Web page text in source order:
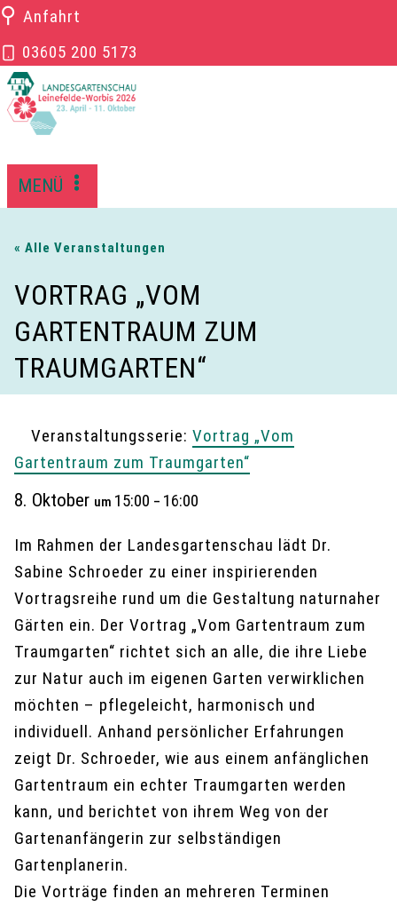
Zum
springen
⚲ Anfahrt
03605 200 5173
MENÜ
« Alle Veranstaltungen
VORTRAG „VOM
GARTENTRAUM ZUM
TRAUMGARTEN“
Veranstaltungsserie: Vortrag „Vom
Gartentraum zum Traumgarten“
8. Oktober um 15:00 – 16:00
Im Rahmen der Landesgartenschau lädt Dr.
Sabine Schroeder zu einer inspirierenden
Vortragsreihe rund um die Gestaltung naturnaher
Gärten ein. Der Vortrag „Vom Gartentraum zum
Traumgarten“ richtet sich an alle, die ihre Liebe
zur Natur auch im eigenen Garten verwirklichen
möchten – pflegeleicht, harmonisch und
individuell. Anhand persönlicher Erfahrungen
zeigt Dr. Schroeder, wie aus einem anfänglichen
Gartentraum ein echter Traumgarten werden
kann, und berichtet von ihrem Weg von der
Gartenanfängerin zur selbständigen
Gartenplanerin.
Die Vorträge finden an mehreren Terminen